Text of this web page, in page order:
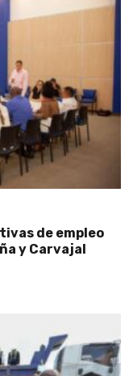
de empleo
y Carvajal